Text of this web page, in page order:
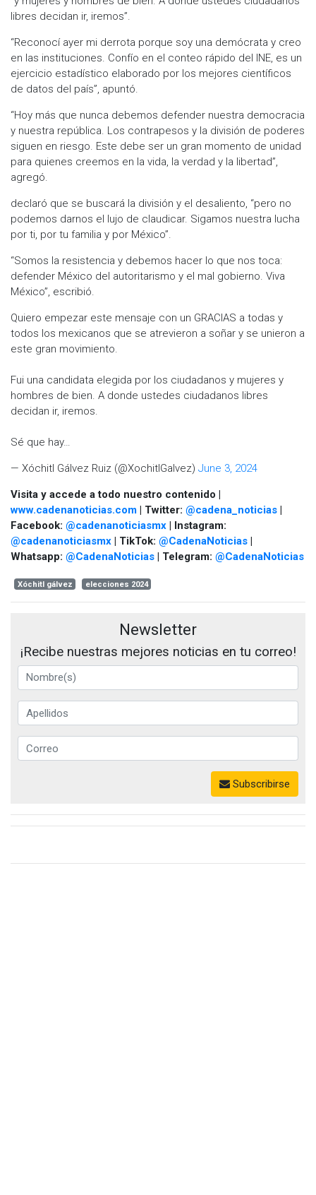
libres decidan ir, iremos”.
“Reconocí ayer mi derrota porque soy una demócrata y creo
en las instituciones. Confío en el conteo rápido del INE, es un
ejercicio estadístico elaborado por los mejores científicos
de datos del país”, apuntó.
“Hoy más que nunca debemos defender nuestra democracia
y nuestra república. Los contrapesos y la división de poderes
siguen en riesgo. Este debe ser un gran momento de unidad
para quienes creemos en la vida, la verdad y la libertad”,
agregó.
declaró que se buscará la división y el desaliento, “pero no
podemos darnos el lujo de claudicar. Sigamos nuestra lucha
por ti, por tu familia y por México”.
“Somos la resistencia y debemos hacer lo que nos toca:
defender México del autoritarismo y el mal gobierno. Viva
México”, escribió.
Quiero empezar este mensaje con un GRACIAS a todas y
todos los mexicanos que se atrevieron a soñar y se unieron a
este gran movimiento.
Fui una candidata elegida por los ciudadanos y mujeres y
hombres de bien. A donde ustedes ciudadanos libres
decidan ir, iremos.
Sé que hay…
— Xóchitl Gálvez Ruiz (@XochitlGalvez) June 3, 2024
Visita y accede a todo nuestro contenido |
www.cadenanoticias.com | Twitter: @cadena_noticias |
Facebook: @cadenanoticiasmx | Instagram:
@cadenanoticiasmx | TikTok: @CadenaNoticias |
Whatsapp: @CadenaNoticias | Telegram: @CadenaNoticias
Xóchitl gálvez elecciones 2024
Newsletter
¡Recibe nuestras mejores noticias en tu correo!
Subscribirse